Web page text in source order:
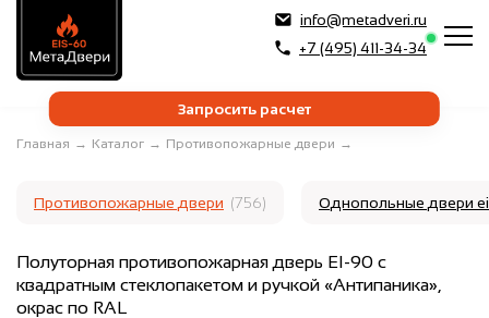
info@metadveri.ru
+7 (495) 411-34-34
Запросить расчет
Главная → Каталог → Противопожарные двери →
Противопожарные двери (756) Однопольные двери
Полуторная противопожарная дверь EI-90 с
квадратным стеклопакетом и ручкой «Антипаника»,
окрас по RAL